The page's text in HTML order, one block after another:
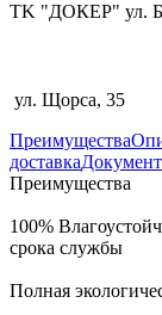
TK "ДОКЕР" ул.
ул. Щорса, 35
Преимущества
доставка
Преимущества
100%
срока службы
Полная